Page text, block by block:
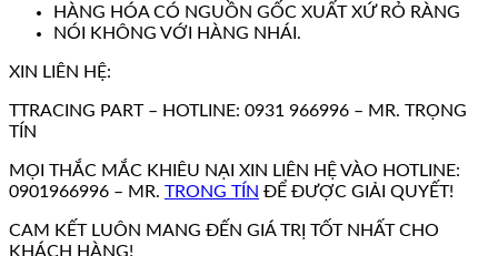
HÀNG HÓA CÓ NGUỒN GỐC XUẤT XỨ RỎ RÀNG
NÓI KHÔNG VỚI HÀNG NHÁI.
XIN LIÊN HỆ:
TTRACING PART – HOTLINE: 0931 966996 – MR. TRỌNG
TÍN
MỌI THẮC MẮC KHIÊU NẠI XIN LIÊN HỆ VÀO HOTLINE:
0901966996 – MR. TRONG TÍN ĐỂ ĐƯỢC GIẢI QUYẾT!
CAM KẾT LUÔN MANG ĐẾN GIÁ TRỊ TỐT NHẤT CHO
KHÁCH HÀNG!